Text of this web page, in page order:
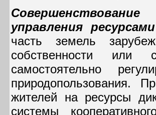
управления
часть земель
собственности или
самостоятельно
природопользования.
жителей на ресурсы
системы